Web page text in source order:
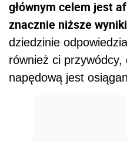
głównym celem jest
znacznie niższe wyniki
dziedzinie
również ci przywódcy,
napędową jest